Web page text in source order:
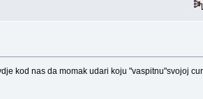
kod nas da momak udari koju "vaspitnu"svojoj